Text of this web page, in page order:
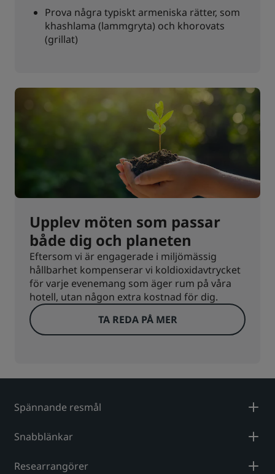
Prova några typiskt armeniska rätter, som
khashlama (lammgryta) och khorovats
(grillat)
Upplev möten som passar
både dig och planeten
Eftersom vi är engagerade i miljömässig
hållbarhet kompenserar vi koldioxidavtrycket
för varje evenemang som äger rum på våra
hotell, utan någon extra kostnad för dig.
TA REDA PÅ MER
Spännande resmål
Snabblänkar
Researrangörer